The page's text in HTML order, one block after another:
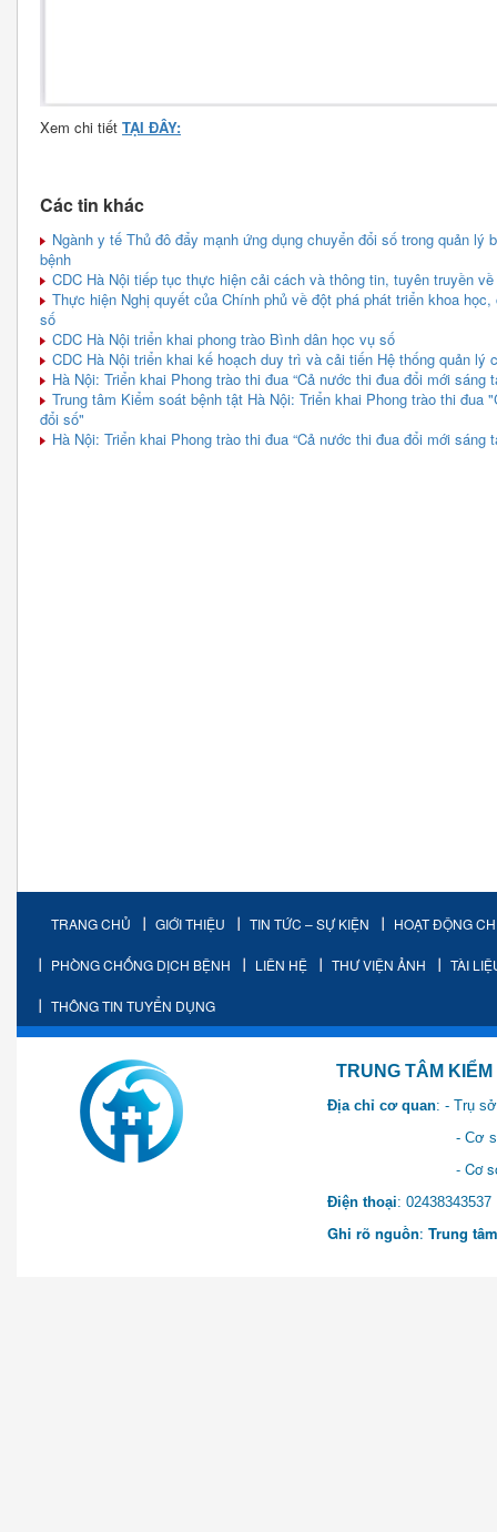
Xem chi tiết TẠI ĐÂY:
Các tin khác
Ngành y tế Thủ đô đẩy mạnh ứng dụng chuyển đổi số trong quản lý
bệnh
CDC Hà Nội tiếp tục thực hiện cải cách và thông tin, tuyên truyền
Thực hiện Nghị quyết của Chính phủ về đột phá phát triển khoa
số
CDC Hà Nội triển khai phong trào Bình dân học vụ số
CDC Hà Nội triển khai kế hoạch duy trì và cải tiến Hệ thống quản lý
Hà Nội: Triển khai Phong trào thi đua “Cả nước thi đua đổi mới sáng
Trung tâm Kiểm soát bệnh tật Hà Nội: Triển khai Phong trào thi đua
đổi số"
Hà Nội: Triển khai Phong trào thi đua “Cả nước thi đua đổi mới sáng
TRANG CHỦ GIỚI THIỆU TIN TỨC – SỰ KIỆN HOẠT ĐỘNG
PHÒNG CHỐNG DỊCH BỆNH LIÊN HỆ THƯ VIỆN ẢNH TÀI
THÔNG TIN TUYỂN DỤNG
TRUNG TÂM KIỂM SOÁT
Địa chỉ cơ quan: - Trụ
- Cơ sở 2: Khu Hành
- Cơ sở 3: Số 1 Ngõ 2
Điện thoại:
Ghi rõ nguồn: Trung